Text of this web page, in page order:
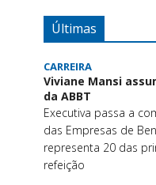
Últimas
CARREIRA
Viviane Mansi
da ABBT
Executiva passa a
das Empresas de
representa 20 das
refeição